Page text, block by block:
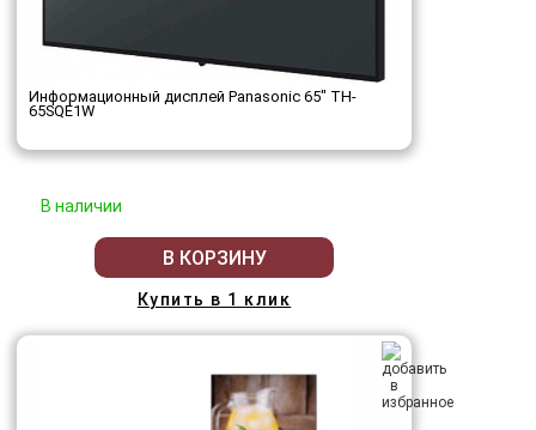
Информационный дисплей Panasonic 65" TH-
65SQE1W
В наличии
В КОРЗИНУ
Купить в 1 клик